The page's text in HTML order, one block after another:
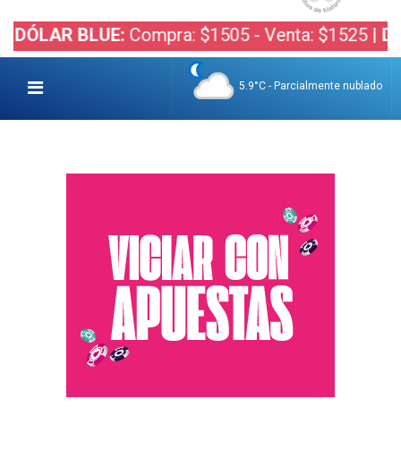
BLUE:Compra: $1505 - Venta: $1525 |DÓLAR
5.9°C - Parcialmente nublado